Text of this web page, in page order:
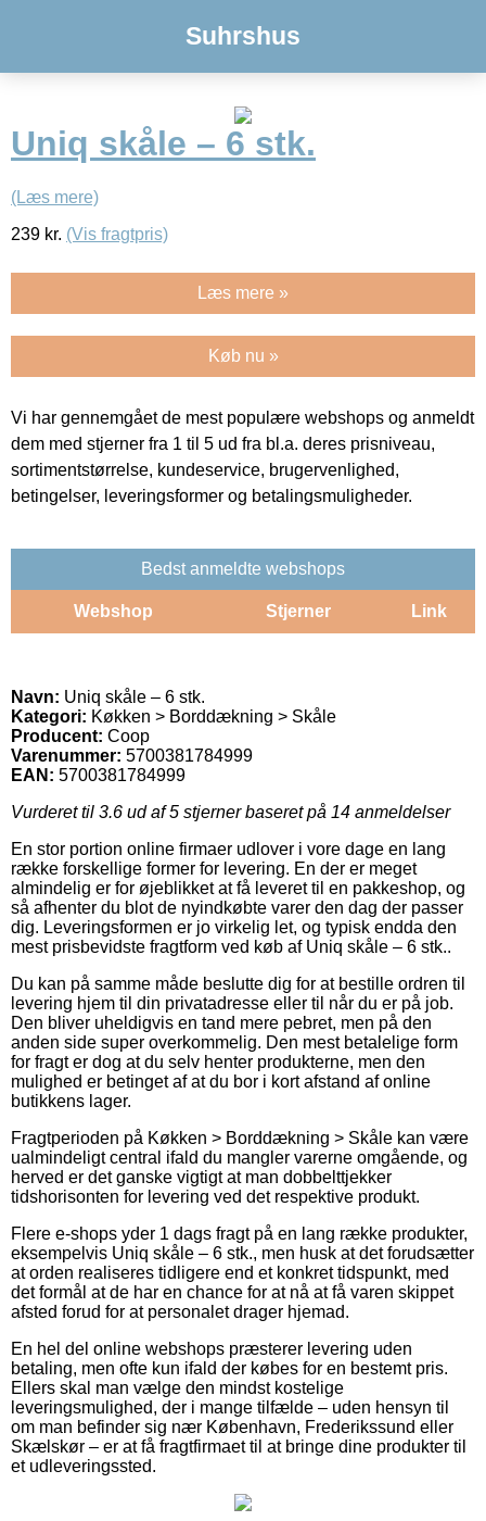
Suhrshus
Uniq skåle – 6 stk.
(Læs mere)
239 kr. (Vis fragtpris)
Læs mere »
Køb nu »
Vi har gennemgået de mest populære webshops og anmeldt
dem med stjerner fra 1 til 5 ud fra bl.a. deres prisniveau,
sortimentstørrelse, kundeservice, brugervenlighed,
betingelser, leveringsformer og betalingsmuligheder.
Bedst anmeldte webshops
Webshop Stjerner Link
Navn: Uniq skåle – 6 stk.
Kategori: Køkken > Borddækning > Skåle
Producent: Coop
Varenummer: 5700381784999
EAN: 5700381784999
Vurderet til 3.6 ud af 5 stjerner baseret på 14 anmeldelser
En stor portion online firmaer udlover i vore dage en lang
række forskellige former for levering. En der er meget
almindelig er for øjeblikket at få leveret til en pakkeshop, og
så afhenter du blot de nyindkøbte varer den dag der passer
dig. Leveringsformen er jo virkelig let, og typisk endda den
mest prisbevidste fragtform ved køb af Uniq skåle – 6 stk..
Du kan på samme måde beslutte dig for at bestille ordren til
levering hjem til din privatadresse eller til når du er på job.
Den bliver uheldigvis en tand mere pebret, men på den
anden side super overkommelig. Den mest betalelige form
for fragt er dog at du selv henter produkterne, men den
mulighed er betinget af at du bor i kort afstand af online
butikkens lager.
Fragtperioden på Køkken > Borddækning > Skåle kan være
ualmindeligt central ifald du mangler varerne omgående, og
herved er det ganske vigtigt at man dobbelttjekker
tidshorisonten for levering ved det respektive produkt.
Flere e-shops yder 1 dags fragt på en lang række produkter,
eksempelvis Uniq skåle – 6 stk., men husk at det forudsætter
at orden realiseres tidligere end et konkret tidspunkt, med
det formål at de har en chance for at nå at få varen skippet
afsted forud for at personalet drager hjemad.
En hel del online webshops præsterer levering uden
betaling, men ofte kun ifald der købes for en bestemt pris.
Ellers skal man vælge den mindst kostelige
leveringsmulighed, der i mange tilfælde – uden hensyn til
om man befinder sig nær København, Frederikssund eller
Skælskør – er at få fragtfirmaet til at bringe dine produkter til
et udleveringssted.